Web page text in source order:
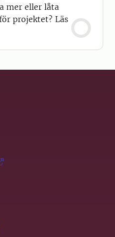
mer eller låta
projektet? Läs